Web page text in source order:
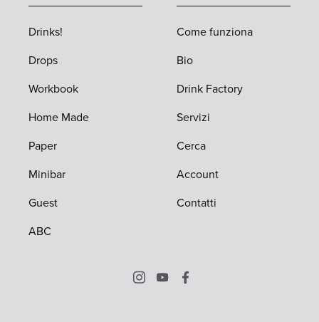
Drinks!
Drops
Workbook
Home Made
Paper
Minibar
Guest
ABC
Come funziona
Bio
Drink Factory
Servizi
Cerca
Account
Contatti